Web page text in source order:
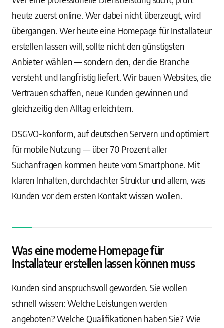
heute zuerst online. Wer dabei nicht überzeugt, wird
übergangen. Wer heute eine Homepage für Installateur
erstellen lassen will, sollte nicht den günstigsten
Anbieter wählen — sondern den, der die Branche
versteht und langfristig liefert. Wir bauen Websites, die
Vertrauen schaffen, neue Kunden gewinnen und
gleichzeitig den Alltag erleichtern.
DSGVO-konform, auf deutschen Servern und optimiert
für mobile Nutzung — über 70 Prozent aller
Suchanfragen kommen heute vom Smartphone. Mit
klaren Inhalten, durchdachter Struktur und allem, was
Kunden vor dem ersten Kontakt wissen wollen.
Was eine moderne Homepage für
Installateur erstellen lassen können muss
Kunden sind anspruchsvoll geworden. Sie wollen
schnell wissen: Welche Leistungen werden
angeboten? Welche Qualifikationen haben Sie? Wie